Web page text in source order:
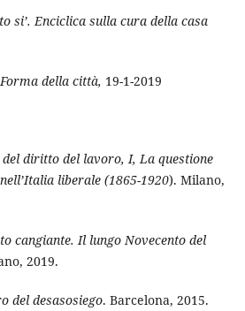
si’. Enciclica sulla cura della casa
della città, 19-1-2019
diritto del lavoro, I, La questione
liberale (1865-1920). Milano,
cangiante. Il lungo Novecento del
2019.
del desasosiego. Barcelona, 2015.